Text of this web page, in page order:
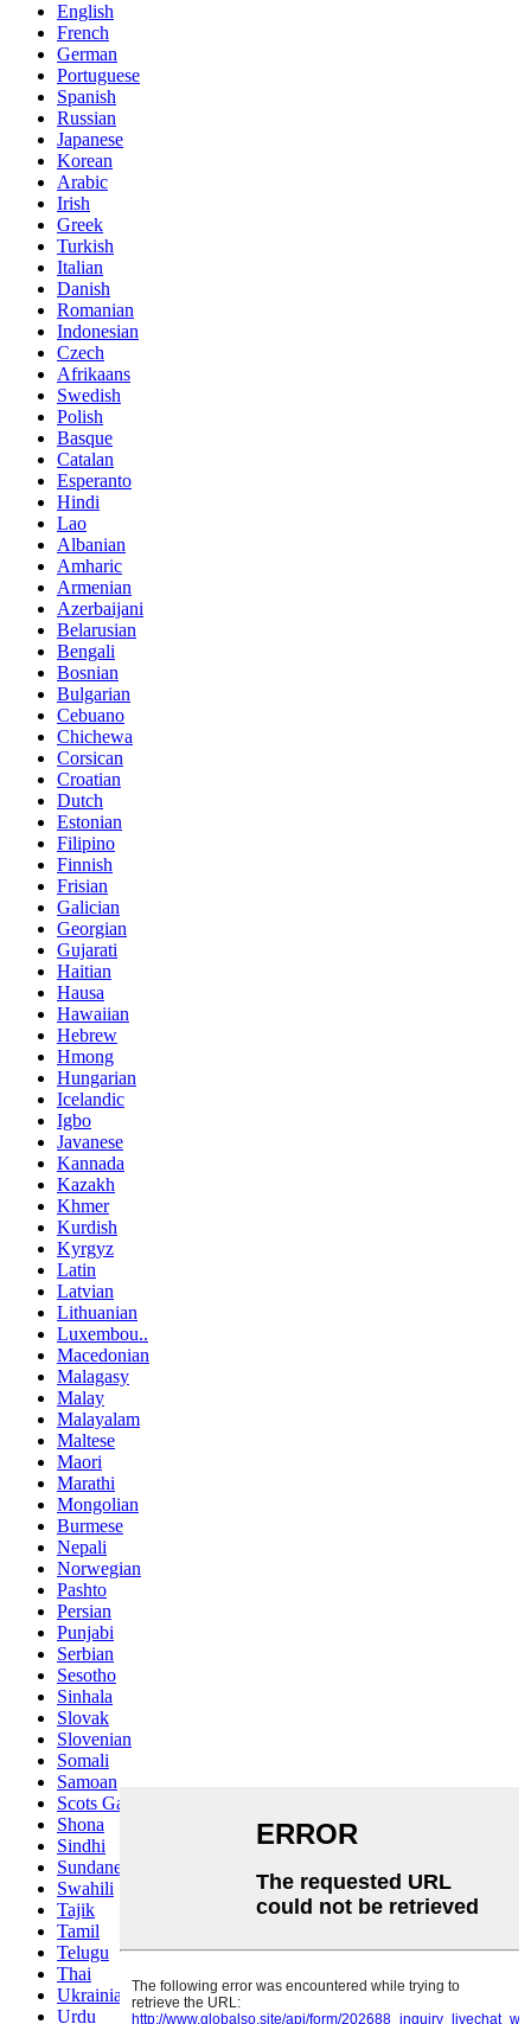
English
French
German
Portuguese
Spanish
Russian
Japanese
Korean
Arabic
Irish
Greek
Turkish
Italian
Danish
Romanian
Indonesian
Czech
Afrikaans
Swedish
Polish
Basque
Catalan
Esperanto
Hindi
Lao
Albanian
Amharic
Armenian
Azerbaijani
Belarusian
Bengali
Bosnian
Bulgarian
Cebuano
Chichewa
Corsican
Croatian
Dutch
Estonian
Filipino
Finnish
Frisian
Galician
Georgian
Gujarati
Haitian
Hausa
Hawaiian
Hebrew
Hmong
Hungarian
Icelandic
Igbo
Javanese
Kannada
Kazakh
Khmer
Kurdish
Kyrgyz
Latin
Latvian
Lithuanian
Luxembou..
Macedonian
Malagasy
Malay
Malayalam
Maltese
Maori
Marathi
Mongolian
Burmese
Nepali
Norwegian
Pashto
Persian
Punjabi
Serbian
Sesotho
Sinhala
Slovak
Slovenian
Somali
Samoan
Scots Gaelic
Shona
Sindhi
Sundanese
Swahili
Tajik
Tamil
Telugu
Thai
Ukrainian
Urdu